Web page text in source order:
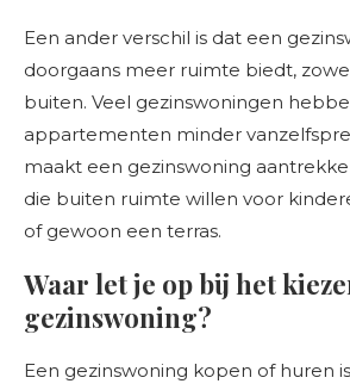
Een ander verschil is dat een
doorgaans meer ruimte biedt,
buiten. Veel gezinswoningen
appartementen minder
maakt een gezinswoning
die buiten ruimte willen voor
of gewoon een terras.
Waar let je op bij het
gezinswoning?
Een gezinswoning kopen of huren